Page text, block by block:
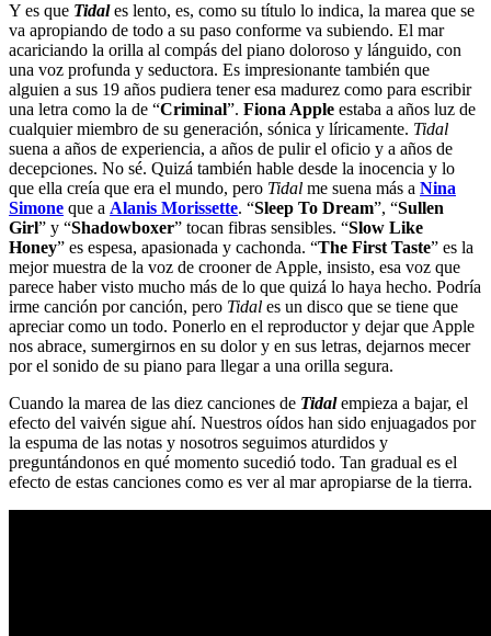
Y es que Tidales lento, es, como su título lo indica, la marea que se
va apropiando de todo a su paso conforme va subiendo. El mar
acariciando la orilla al compás del piano doloroso y lánguido, con
una voz profunda y seductora. Es impresionante también que
alguien a sus 19 años pudiera tener esa madurez como para escribir
una letra como la de “Criminal”. Fiona Apple estaba a años luz de
cualquier miembro de su generación, sónica y líricamente. Tidal
suena a años de experiencia, a años de pulir el oficio y a años de
decepciones. No sé. Quizá también hable desde la inocencia y lo
que ella creía que era el mundo, pero Tidal me suena más a Nina
Simone que a Alanis Morissette. “Sleep To Dream”, “Sullen
Girl” y “Shadowboxer” tocan fibras sensibles. “Slow Like
Honey” es espesa, apasionada y cachonda. “The First Taste” es la
mejor muestra de la voz de crooner de Apple, insisto, esa voz que
parece haber visto mucho más de lo que quizá lo haya hecho. Podría
irme canción por canción, pero Tidal es un disco que se tiene que
apreciar como un todo. Ponerlo en el reproductor y dejar que Apple
nos abrace, sumergirnos en su dolor y en sus letras, dejarnos mecer
por el sonido de su piano para llegar a una orilla segura.
Cuando la marea de las diez canciones de Tidalempieza a bajar, el
efecto del vaivén sigue ahí. Nuestros oídos han sido enjuagados por
la espuma de las notas y nosotros seguimos aturdidos y
preguntándonos en qué momento sucedió todo. Tan gradual es el
efecto de estas canciones como es ver al mar apropiarse de la tierra.